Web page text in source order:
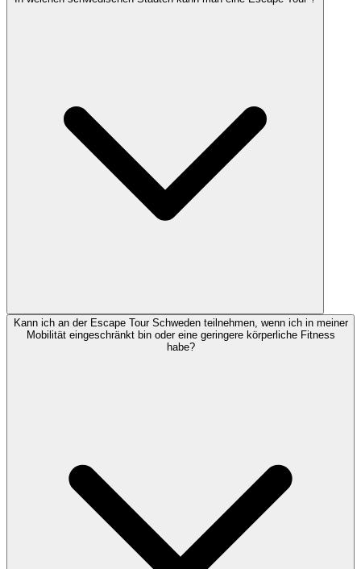
Kann ich an der Escape Tour Schweden teilnehmen, wenn ich in meiner
Mobilität eingeschränkt bin oder eine geringere körperliche Fitness
habe?